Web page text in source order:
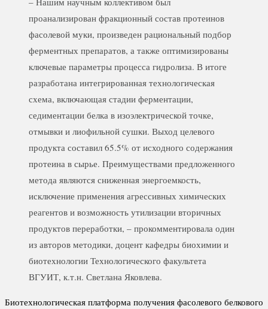
проанализирован фракционный состав протеинов
фасолевой муки, произведен рациональный подбор
ферментных препаратов, а также оптимизированы
ключевые параметры процесса гидролиза. В итоге
разработана интегрированная технологическая
схема, включающая стадии ферментации,
седиментации белка в изоэлектрической точке,
отмывки и лиофильной сушки. Выход целевого
продукта составил 65.5% от исходного содержания
протеина в сырье. Преимуществами предложенного
метода являются сниженная энергоемкость,
исключение применения агрессивных химических
реагентов и возможность утилизации вторичных
продуктов переработки, – прокомментировала один
из авторов методики, доцент кафедры биохимии и
биотехнологии Технологического факультета
ВГУИТ, к.т.н. Светлана Яковлева.
Биотехнологическая платформа получения фасолевого белкового